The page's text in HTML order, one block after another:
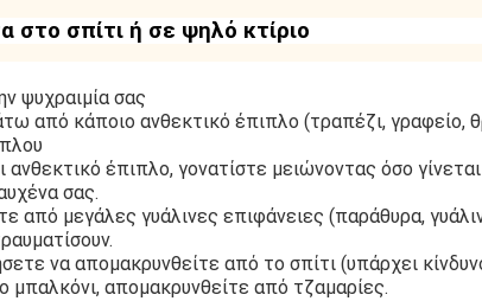
στο σπίτι ή σε ψηλό κτίριο
ψυχραιμία σας
από κάποιο ανθεκτικό έπιπλο (τραπέζι, γραφείο,
ανθεκτικό έπιπλο, γονατίστε μειώνοντας όσο
σας.
από μεγάλες γυάλινες επιφάνειες (παράθυρα,
να απομακρυνθείτε από το σπίτι (υπάρχει
μπαλκόνι, απομακρυνθείτε από τζαμαρίες.